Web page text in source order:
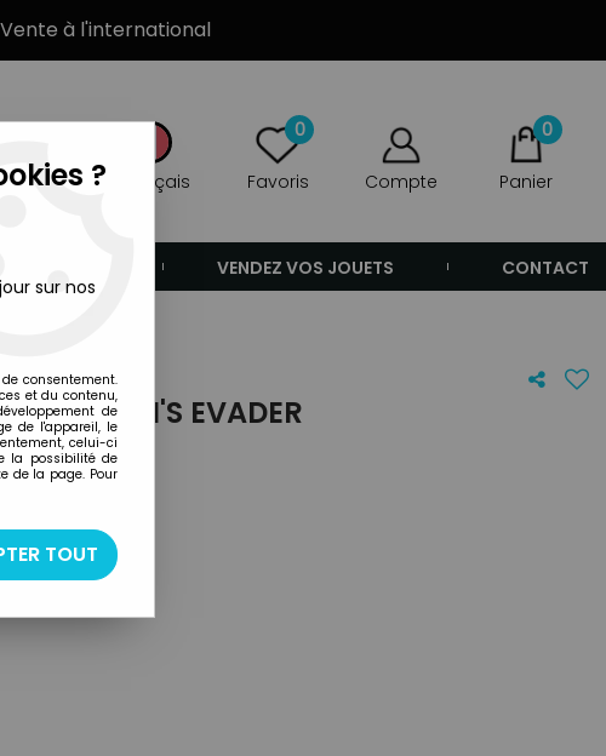
à l'international
Français
0
Favoris Compte
0
Panier
VENDEZ VOS JOUETS CONTACT
EVADER
?
sur nos
consentement.
et du contenu,
de
de l'appareil, le
celui-ci
la possibilité de
de la page. Pour
TOUT